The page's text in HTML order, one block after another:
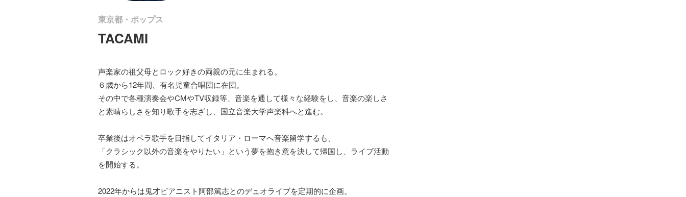
東京都・ポップス
TACAMI
声楽家の祖父母とロック好きの両親の元に生まれる。
６歳から12年間、有名児童合唱団に在団。
その中で各種演奏会やCMやTV収録等、音楽を通して様々な経験をし、音楽の楽しさ
と素晴らしさを知り歌手を志ざし、国立音楽大学声楽科へと進む。
卒業後はオペラ歌手を目指してイタリア・ローマへ音楽留学するも、
「クラシック以外の音楽をやりたい」という夢を抱き意を決して帰国し、ライブ活動
を開始する。
2022年からは鬼才ピアニスト阿部篤志とのデュオライブを定期的に企画。